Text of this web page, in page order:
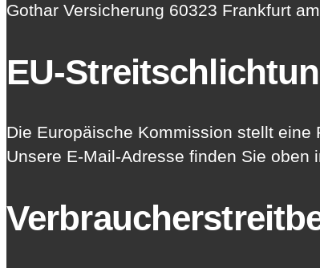
Gothar Versicherung 60323 Frankfurt
EU-
Die Europäische Kommission stellt
Unsere E-Mail-Adresse finden Sie oben